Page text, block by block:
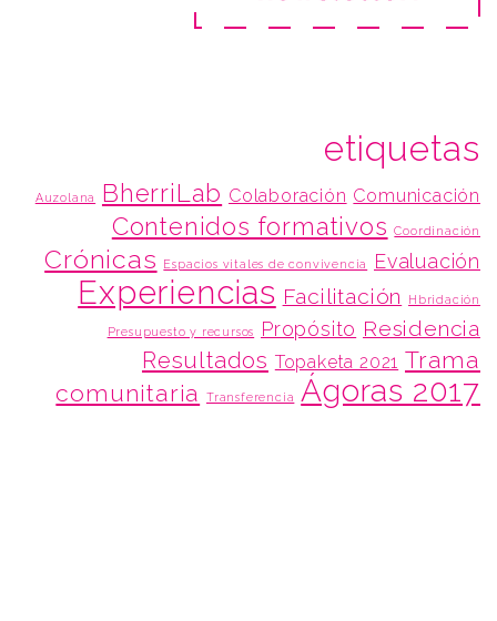
etiquetas
Auzolana BherriLab Colaboración Comunicación
Contenidos formativos Coordinación
Crónicas Espacios vitales de convivencia Evaluación
Experiencias Facilitación Hbridación
Presupuesto y recursos Propósito Residencia
Resultados Topaketa 2021 Trama
comunitaria
Transferencia Ágoras 2017